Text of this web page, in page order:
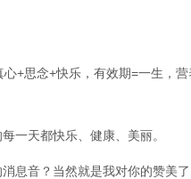
+思念+快乐，有效期=一生，营
一天都快乐、健康、美丽。
息音？当然就是我对你的赞美了